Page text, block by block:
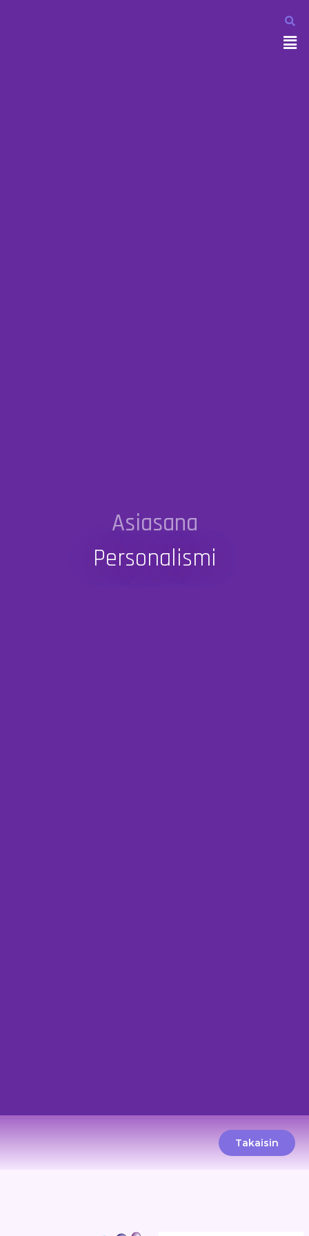
Asiasana
Personalismi
Takaisin